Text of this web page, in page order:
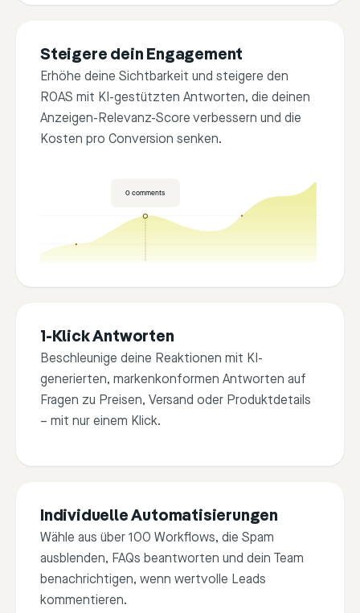
TikTok
FB Account
IG Account
Steigere dein Engagement
Erhöhe deine Sichtbarkeit und steigere den
ROAS mit KI-gestützten Antworten, die deinen
Anzeigen-Relevanz-Score verbessern und die
Kosten pro Conversion senken.
0comments
1-Klick Antworten
Beschleunige deine Reaktionen mit KI-
generierten, markenkonformen Antworten auf
Fragen zu Preisen, Versand oder Produktdetails
– mit nur einem Klick.
Individuelle Automatisierungen
Wähle aus über 100 Workflows, die Spam
ausblenden, FAQs beantworten und dein Team
benachrichtigen, wenn wertvolle Leads
kommentieren.